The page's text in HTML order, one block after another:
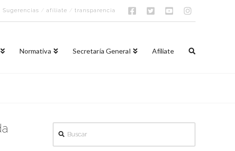
Sugerencias /afíliate /transparencia
Normativa Secretaría General Afíliate